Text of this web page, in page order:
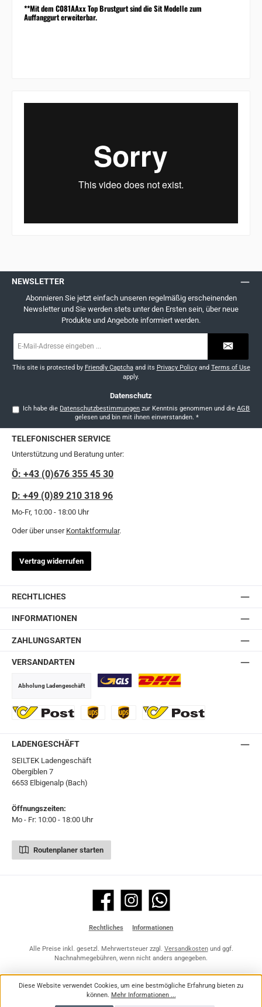
**Mit dem C081AAxx Top Brustgurt sind die Sit Modelle zum
Auffanggurt erweiterbar.
NEWSLETTER
Abonnieren Sie jetzt einfach unseren regelmäßig erscheinenden
Newsletter und Sie werden stets unter den Ersten sein, über neue
Produkte und Angebote informiert werden.
Mail-
*
This site is protected by Friendly Captchaand its Privacy Policyand Terms of Use
apply.
Datenschutz
Ich habe die Datenschutzbestimmungen zur Kenntnis genommen und dieAGB
gelesen und bin mit ihnen einverstanden. *
TELEFONISCHER SERVICE
Unterstützung und Beratung unter:
Ö: +43 (0)676 355 45 30
D: +49 (0)89 210 318 96
Mo-Fr, 10:00 - 18:00 Uhr
Oder über unser Kontaktformular.
Vertrag widerrufen
RECHTLICHES
INFORMATIONEN
ZAHLUNGSARTEN
VERSANDARTEN
Abholung Ladengeschäft
LADENGESCHÄFT
SEILTEK Ladengeschäft
Obergiblen 7
6653 Elbigenalp (Bach)
Öffnungszeiten:
Mo - Fr: 10:00 - 18:00 Uhr
Routenplaner starten
Facebook Instagram WhatsApp
Rechtliches Informationen
Alle Preise inkl. gesetzl. Mehrwertsteuer zzgl. Versandkostenund ggf.
Nachnahmegebühren, wenn nicht anders angegeben.
Diese Website verwendet Cookies, um eine bestmögliche Erfahrung bieten zu
können. Mehr Informationen ...